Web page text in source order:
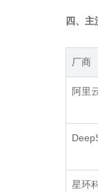
四、主
厂商
阿里
星环